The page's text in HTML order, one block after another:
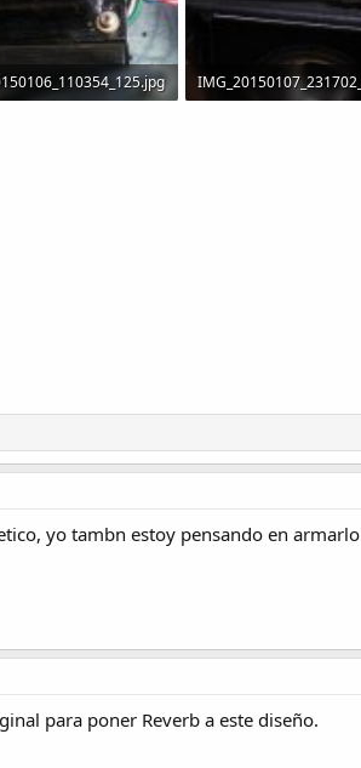
yo tambn estoy pensando en
para poner Reverb a este diseño.